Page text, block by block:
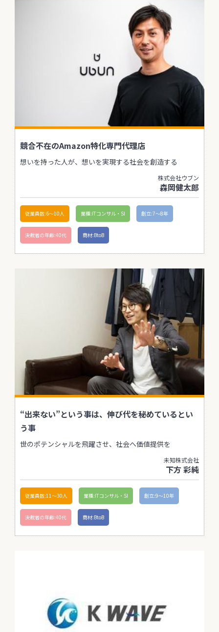
競合不在のAmazon特化専門代理店
想いを持った人が、想いを実現する社会を創造する
株式会社ウブン
森岡健太郎
従業員数:6～10人 業種:ITコンサル・SI 創立:7〜8年
決裁者の年齢:40代 商材:BtoB
“出来ない”という事は、伸び代を秘めているとい
う事
世のポテンシャルを飛躍させ、社会へ価値提供を
未知株式会社
下方 彩純
従業員数:11〜30人 業種:ITコンサル・SI 創立:9〜10年
決裁者の年齢:40代 商材:BtoB